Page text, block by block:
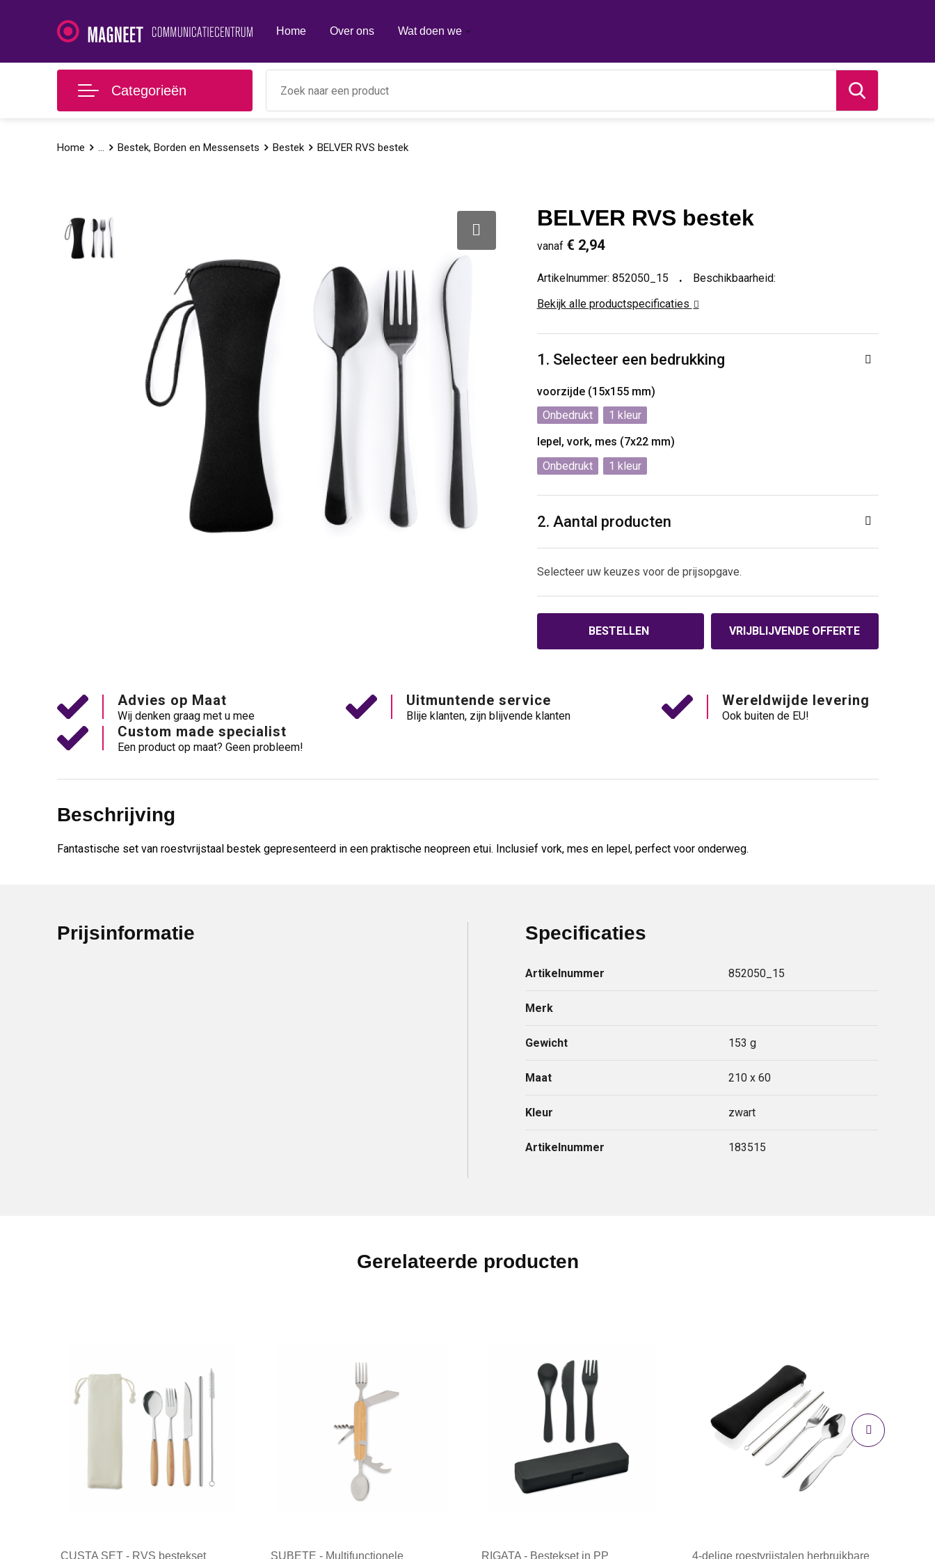
Home Over ons Wat doen we
Categorieën
Home ... Bestek, Borden en Messensets Bestek BELVER RVS bestek
BELVER RVS bestek
vanaf € 2,94
Artikelnummer: 852050_15
Beschikbaarheid:
Bekijk alle productspecificaties
1. Selecteer een bedrukking
voorzijde (15x155 mm)
Onbedrukt
1
lepel, vork, mes (7x22 mm)
Onbedrukt
1
2. Aantal producten
Selecteer uw keuzes voor de prijsopgave.
BESTELLEN VRIJBLIJVENDE OFFERTE
Advies op Maat
Wij denken graag met u mee
Uitmuntende service
Blije klanten, zijn blijvende klanten
Wereldwijde levering
Ook buiten de EU!
Custom made specialist
Een product op maat? Geen probleem!
Beschrijving
Fantastische set van roestvrijstaal bestek gepresenteerd in een praktische neopreen etui. Inclusief vork, mes en lepel, perfect voor onderweg.
Prijsinformatie Specificaties
Artikelnummer 852050_15
Merk
Gewicht 153 g
Maat 210 x 60
Kleur zwart
Artikelnummer 183515
Gerelateerde producten
CUSTA SET - RVS bestekset SUBETE - Multifunctionele RIGATA - Bestekset in PP 4-delige roestvrijstalen herbruikbare